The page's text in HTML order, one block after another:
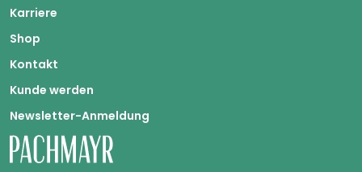
Karriere
Shop
Kontakt
Kunde werden
Newsletter-Anmeldung